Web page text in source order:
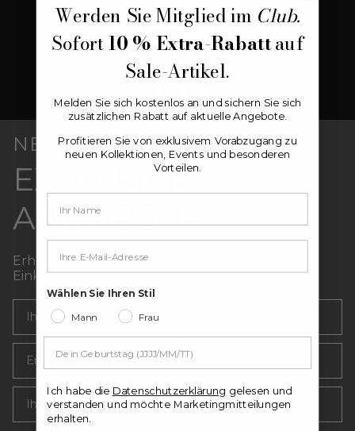
NEWSLETTER
EXKLUSIVE
ANGEBOTE
Erhalten Sie sofort 10 % Rabatt auf Ihren ersten
Einkauf.
Werden Sie Mitglied im Club.
Sofort10 % Extra-Rabattauf
Sale-Artikel.
Melden Sie sich kostenlos an und sichern Sie sich
zusätzlichen Rabatt auf aktuelle Angebote.
Profitieren Sie von exklusivem Vorabzugang zu
neuen Kollektionen, Events und besonderen
Vorteilen.
Wählen Sie Ihren Stil
Mann Frau
Ich habe die Datenschutzerklärung gelesen und
verstanden und möchte Marketingmitteilungen
erhalten.